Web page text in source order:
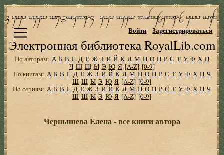
Электронная библиотека RoyalLib.com
Войти Зарегистрироваться
По авторам: А Б В Г Д Е Ж З И Й К Л М Н О П Р С Т У Ф Х Ц
Ч Ш Щ Ы Э Ю Я [A-Z] [0-9]
По книгам: А Б В Г Д Е Ж З И Й К Л М Н О П Р С Т У Ф Х Ц Ч
Ш Щ Ы Э Ю Я [A-Z] [0-9]
По сериям: А Б В Г Д Е Ж З И Й К Л М Н О П Р С Т У Ф Х Ц Ч
Ш Щ Ы Э Ю Я [A-Z] [0-9]
Чернышева Елена - все книги автора